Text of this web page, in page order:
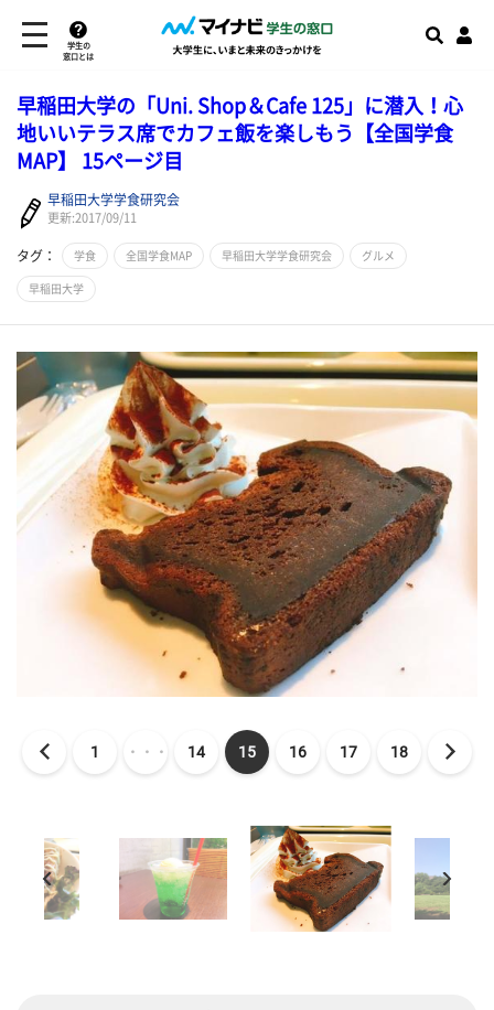
学生の
窓口とは
早稲田大学の「Uni. Shop＆Cafe 125」に潜入！心
地いいテラス席でカフェ飯を楽しもう【全国学食
MAP】 15ページ目
早稲田大学学食研究会
更新:2017/09/11
タグ： 学食 全国学食MAP 早稲田大学学食研究会 グルメ
早稲田大学
1 ・・・ 14 15 16 17 18